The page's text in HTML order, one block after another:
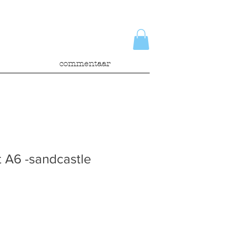
commentaar
A6 -sandcastle